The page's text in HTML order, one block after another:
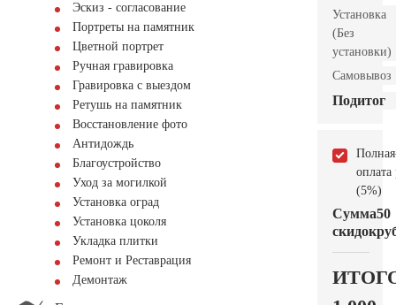
Эскиз - согласование
Портреты на памятник
Цветной портрет
Ручная гравировка
Гравировка с выездом
Ретушь на памятник
Восстановление фото
Антидождь
Благоустройство
Уход за могилкой
Установка оград
Установка цоколя
Укладка плитки
Ремонт и Реставрация
Демонтаж
Установка
(Без
установки)
Самовывоз
Подитог
Полная
оплата
(5%)
Сумма
скидок
50